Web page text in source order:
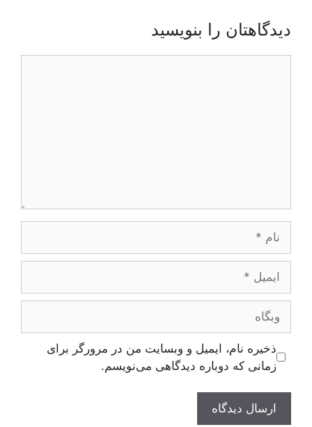
دیدگاهتان را بنویسید
وبگاه
ذخیره نام، ایمیل و وبسایت من در مرورگر برای
زمانی که دوباره دیدگاهی می‌نویسم.